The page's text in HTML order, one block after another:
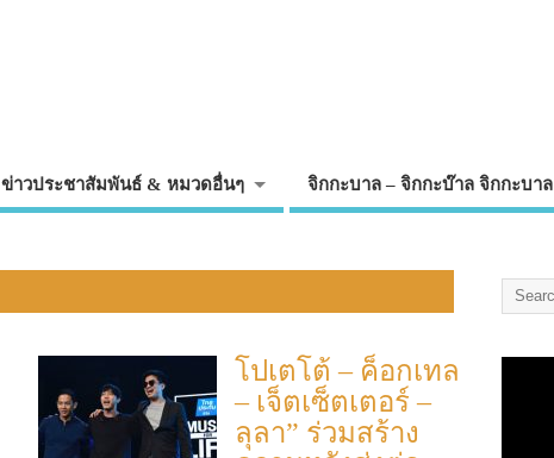
ข่าวประชาสัมพันธ์ & หมวดอื่นๆ จิกกะบาล – จิกกะบ๊าล จิกกะบาล
โปเตโต้ – ค็อกเทล
– เจ็ตเซ็ตเตอร์ –
ลุลา” ร่วมสร้าง